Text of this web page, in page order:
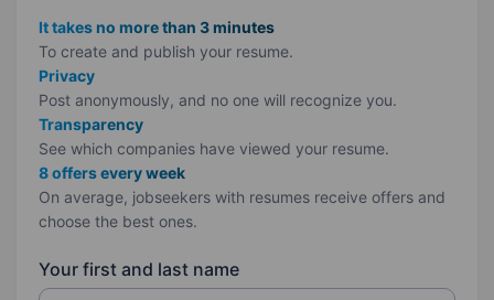
It takes no more than 3 minutes
To create and publish your resume.
Privacy
Post anonymously, and no one will recognize you.
Transparency
See which companies have viewed your resume.
8 offers every week
On average, jobseekers with resumes receive offers and
choose the best ones.
Your first and last name